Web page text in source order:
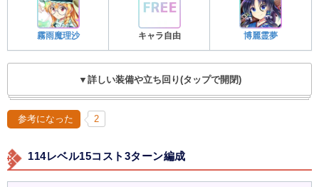
霧雨魔理沙 キャラ自由 博麗霊夢
▼詳しい装備や立ち回り(タップで開閉)
参考になった 2
114レベル15コスト3ターン編成